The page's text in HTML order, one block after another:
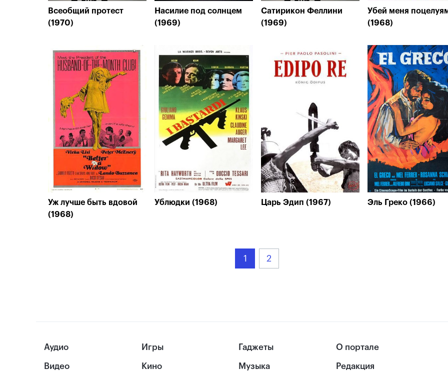
Всеобщий протест
(1970)
Насилие под солнцем
(1969)
Сатирикон Феллини
(1969)
Убей меня
(1968)
Уж лучше быть вдовой
(1968)
Ублюдки (1968) Царь Эдип (1967) Эль Греко (1966)
1 2
Аудио
Видео
Игры
Кино
Гаджеты
Музыка
О портале
Редакция